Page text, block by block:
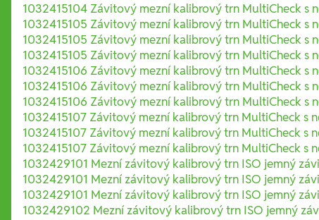
1032415104 Závitový mezní kalibrový trn MultiCheck s
1032415105 Závitový mezní kalibrový trn MultiCheck s
1032415105 Závitový mezní kalibrový trn MultiCheck s
1032415105 Závitový mezní kalibrový trn MultiCheck s
1032415106 Závitový mezní kalibrový trn MultiCheck s
1032415106 Závitový mezní kalibrový trn MultiCheck s
1032415106 Závitový mezní kalibrový trn MultiCheck s
1032415107 Závitový mezní kalibrový trn MultiCheck s
1032415107 Závitový mezní kalibrový trn MultiCheck s
1032415107 Závitový mezní kalibrový trn MultiCheck s
1032429101 Mezní závitový kalibrový trn ISO jemný
1032429101 Mezní závitový kalibrový trn ISO jemný
1032429101 Mezní závitový kalibrový trn ISO jemný
1032429102 Mezní závitový kalibrový trn ISO jemný